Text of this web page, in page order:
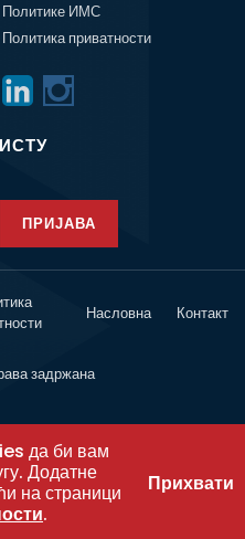
Политике ИМС
Политика приватности
ПРИЈАВА
Насловна Контакт
задржана
да би вам
Додатне
на страници
.
Прихвати